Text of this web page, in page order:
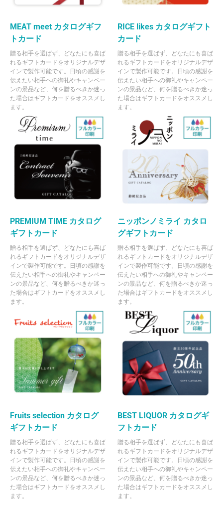
MEAT meet カタログギフ
トカード
贈る相手を選ばず、どなたにも喜ば
れるギフトカードをオリジナルデザ
インで製作可能です。日頃の感謝を
伝えたい相手への御礼やキャンペー
ンの景品など、何を贈るべきか迷っ
た場合はギフトカードをオススメし
ます。
RICE likes カタログギフト
カード
贈る相手を選ばず、どなたにも喜ば
れるギフトカードをオリジナルデザ
インで製作可能です。日頃の感謝を
伝えたい相手への御礼やキャンペー
ンの景品など、何を贈るべきか迷っ
た場合はギフトカードをオススメし
ます。
PREMIUM TIME カタログ
ギフトカード
贈る相手を選ばず、どなたにも喜ば
れるギフトカードをオリジナルデザ
インで製作可能です。日頃の感謝を
伝えたい相手への御礼やキャンペー
ンの景品など、何を贈るべきか迷っ
た場合はギフトカードをオススメし
ます。
ニッポンノミライ カタロ
グギフトカード
贈る相手を選ばず、どなたにも喜ば
れるギフトカードをオリジナルデザ
インで製作可能です。日頃の感謝を
伝えたい相手への御礼やキャンペー
ンの景品など、何を贈るべきか迷っ
た場合はギフトカードをオススメし
ます。
Fruits selection カタログ
ギフトカード
贈る相手を選ばず、どなたにも喜ば
れるギフトカードをオリジナルデザ
インで製作可能です。日頃の感謝を
伝えたい相手への御礼やキャンペー
ンの景品など、何を贈るべきか迷っ
た場合はギフトカードをオススメし
ます。
BEST LIQUOR カタログギ
フトカード
贈る相手を選ばず、どなたにも喜ば
れるギフトカードをオリジナルデザ
インで製作可能です。日頃の感謝を
伝えたい相手への御礼やキャンペー
ンの景品など、何を贈るべきか迷っ
た場合はギフトカードをオススメし
ます。